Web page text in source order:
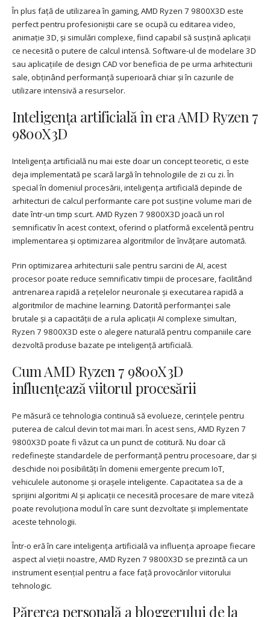
În plus față de utilizarea în gaming, AMD Ryzen 7 9800X3D este
perfect pentru profesioniștii care se ocupă cu editarea video,
animație 3D, și simulări complexe, fiind capabil să susțină aplicații
ce necesită o putere de calcul intensă. Software-ul de modelare 3D
sau aplicațiile de design CAD vor beneficia de pe urma arhitecturii
sale, obținând performanță superioară chiar și în cazurile de
utilizare intensivă a resurselor.
Inteligența artificială în era AMD Ryzen 7
9800X3D
Inteligența artificială nu mai este doar un concept teoretic, ci este
deja implementată pe scară largă în tehnologiile de zi cu zi. În
special în domeniul procesării, inteligența artificială depinde de
arhitecturi de calcul performante care pot susține volume mari de
date într-un timp scurt. AMD Ryzen 7 9800X3D joacă un rol
semnificativ în acest context, oferind o platformă excelentă pentru
implementarea și optimizarea algoritmilor de învățare automată.
Prin optimizarea arhitecturii sale pentru sarcini de AI, acest
procesor poate reduce semnificativ timpii de procesare, facilitând
antrenarea rapidă a rețelelor neuronale și executarea rapidă a
algoritmilor de machine learning. Datorită performanței sale
brutale și a capacității de a rula aplicații AI complexe simultan,
Ryzen 7 9800X3D este o alegere naturală pentru companiile care
dezvoltă produse bazate pe inteligență artificială.
Cum AMD Ryzen 7 9800X3D
influențează viitorul procesării
Pe măsură ce tehnologia continuă să evolueze, cerințele pentru
puterea de calcul devin tot mai mari. În acest sens, AMD Ryzen 7
9800X3D poate fi văzut ca un punct de cotitură. Nu doar că
redefinește standardele de performanță pentru procesoare, dar și
deschide noi posibilități în domenii emergente precum IoT,
vehiculele autonome și orașele inteligente. Capacitatea sa de a
sprijini algoritmi AI și aplicații ce necesită procesare de mare viteză
poate revoluționa modul în care sunt dezvoltate și implementate
aceste tehnologii.
Într-o eră în care inteligența artificială va influența aproape fiecare
aspect al vieții noastre, AMD Ryzen 7 9800X3D se prezintă ca un
instrument esențial pentru a face față provocărilor viitorului
tehnologic.
Părerea personală a bloggerului de la